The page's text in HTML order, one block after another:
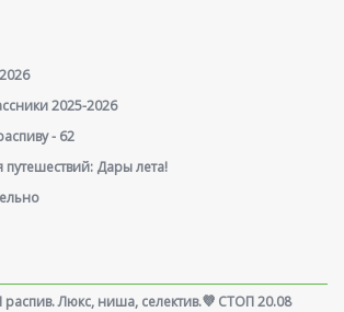
2025-2026
- 62
Дары лета!
Люкс, ниша, селектив.💜 СТОП 20.08